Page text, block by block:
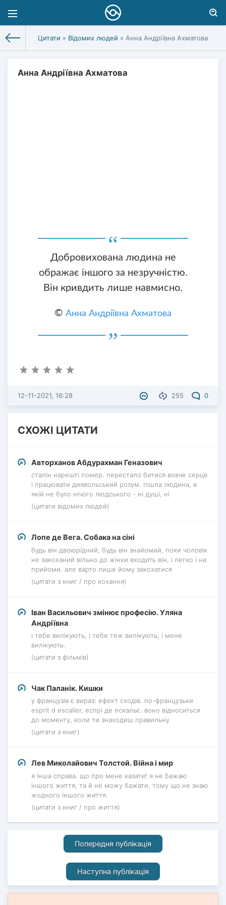
Цитати » Відомих людей » Анна Андріївна Ахматова
Анна Андріївна Ахматова
Добровихована людина не
ображає іншого за незручністю.
Він кривдить лише навмисно.
© Анна Андріївна Ахматова
255 0
12-11-2021, 16:28
СХОЖІ ЦИТАТИ
Авторханов Абдурахман Геназович
сталін нарешті помер. перестало битися вовче серце
і працювати диявольський розум. пішла людина, в
якій не було нічого людського - ні душі, ні
(цитати відомих людей)
Лопе де Вега. Собака на сіні
будь він двоюрідний, будь він знайомий, поки чоловік
не закоханий вільно до жінки входить він, і легко і на
прийоми. але варто лише йому закохатися
(цитати з книг / про кохання)
Іван Васильович змінює професію. Уляна
Андріївна
і тебе вилікують, і тебе теж вилікують, і мене
вилікують.
(цитати з фільмів)
Чак Паланік. Кишки
у французів є вираз: ефект сходів. по-французьки
esprit d escalier, еспрі де ескальє. воно відноситься
до моменту, коли ти знаходиш правильну
(цитати з книг)
Лев Миколайович Толстой. Війна і мир
я інша справа. що про мене казати! я не бажаю
іншого життя, та й не можу бажати, тому що не знаю
жодного іншого життя.
(цитати з книг / про життя)
Попередня публікація
Наступна публікація